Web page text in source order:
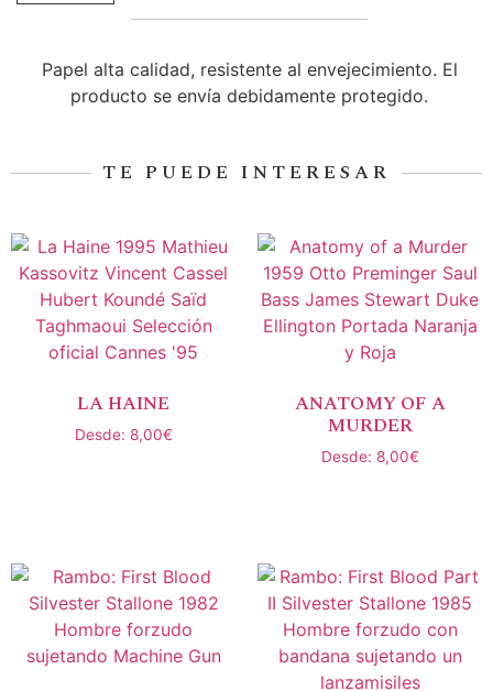
Papel alta calidad, resistente al envejecimiento. El
producto se envía debidamente protegido.
TE PUEDE INTERESAR
LA HAINE
Desde: 8,00€
ANATOMY OF A
MURDER
Desde: 8,00€